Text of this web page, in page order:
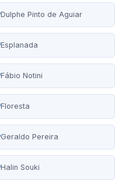
Dulphe Pinto de Aguiar
Esplanada
Fábio Notini
Floresta
Geraldo Pereira
Halin Souki